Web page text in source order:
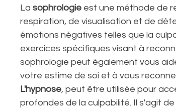
La sophrologie est une méthode de
respiration, de visualisation et de
émotions négatives telles que la
exercices spécifiques visant à
sophrologie peut également vous
votre estime de soi et à vous
L'hypnose, peut être utilisée pour
profondes de la culpabilité. Il s'agit